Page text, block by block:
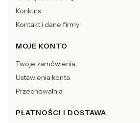
Konkurs
Kontakt i dane firmy
MOJE KONTO
Twoje zamówienia
Ustawienia konta
Przechowalnia
PŁATNOŚCI I DOSTAWA